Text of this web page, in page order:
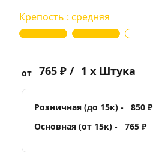
Крепость : средняя
от 765 ₽ / 1 x Штука
Розничная (до 15к) -
850 ₽
Основная (от 15к) -
765 ₽